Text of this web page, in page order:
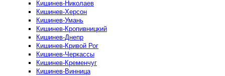
Кишинев-Николаев
Кишинев-Херсон
Кишинев-Умань
Кишинев-Кропивницкий
Кишинев-Днепр
Кишинев-Кривой Рог
Кишинев-Черкассы
Кишинев-Кременчуг
Кишинев-Винница